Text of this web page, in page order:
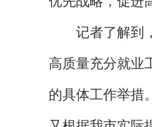
记者了解到
高质量充分就业
的具体工作举措